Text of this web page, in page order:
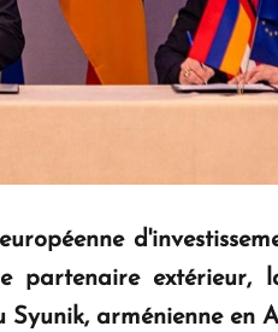
partenaire extérieur,
arménienne en